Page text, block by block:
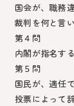
国会が、職務
裁判を何と言
第４問
内閣が指名す
第５問
国民が、適任
投票によって